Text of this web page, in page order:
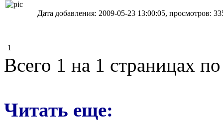
Дата добавления: 2009-05-23 13:00:05, просмотров:
1
Всего 1 на 1 страницах
Читать еще: